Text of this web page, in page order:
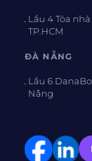
Lầu 4 Tòa
TP.HCM
ĐÀ NẴNG
Lầu 6
Nẵng